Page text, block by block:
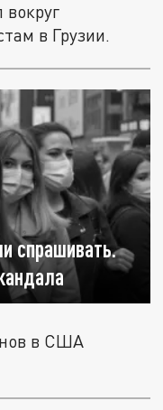
в Грузии.
спрашивать.
в США